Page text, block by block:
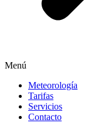
Menú
Meteorología
Tarifas
Servicios
Contacto